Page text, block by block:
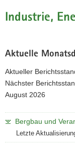
Industrie,
Aktuelle
Aktueller
Nächster
August 2026
Bergbau und
Letzte